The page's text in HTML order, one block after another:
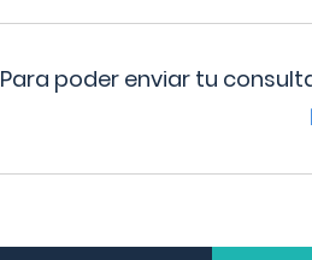
Para poder enviar tu